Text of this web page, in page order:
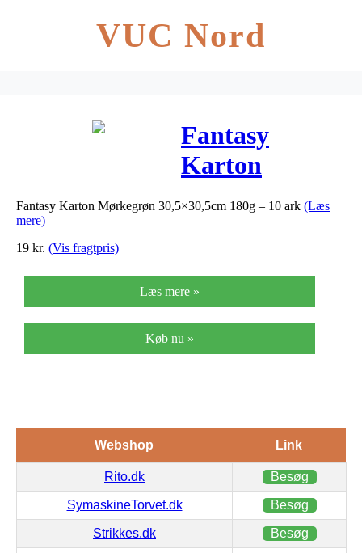
VUC Nord
Fantasy
Karton
Mørkegrøn
Fantasy Karton Mørkegrøn 30,5×30,5cm 180g – 10 ark (Læs
mere)
19 kr. (Vis fragtpris)
Læs mere »
Køb nu »
Webshop Link
Rito.dk Besøg
SymaskineTorvet.dk Besøg
Strikkes.dk Besøg